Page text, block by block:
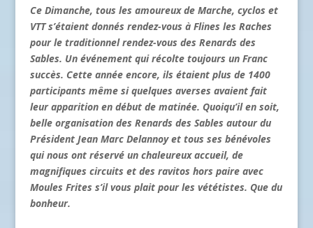
Ce Dimanche, tous les amoureux de Marche, cyclos et
VTT s’étaient donnés rendez-vous à Flines les Raches
pour le traditionnel rendez-vous des Renards des
Sables. Un événement qui récolte toujours un Franc
succès. Cette année encore, ils étaient plus de 1400
participants même si quelques averses avaient fait
leur apparition en début de matinée. Quoiqu’il en soit,
belle organisation des Renards des Sables autour du
Président Jean Marc Delannoy et tous ses bénévoles
qui nous ont réservé un chaleureux accueil, de
magnifiques circuits et des ravitos hors paire avec
Moules Frites s’il vous plait pour les vététistes. Que du
bonheur.